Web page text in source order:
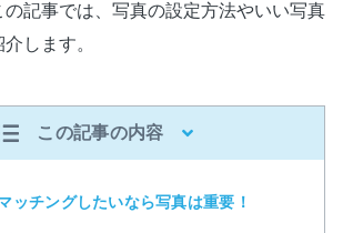
記事では、写真の設定方法やいい写真
します。
この記事の内容
ッチングしたいなら写真は重要！